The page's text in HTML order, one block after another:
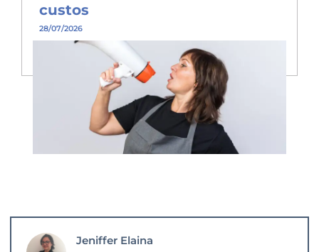
custos
28/07/2026
Jeniffer Elaina